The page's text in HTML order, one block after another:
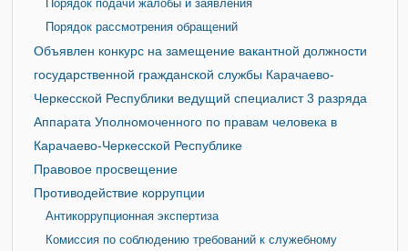
Порядок подачи жалобы и заявления
Порядок рассмотрения обращений
Объявлен конкурс на замещение вакантной должности
государственной гражданской службы Карачаево-
Черкесской Республики ведущий специалист 3 разряда
Аппарата Уполномоченного по правам человека в
Карачаево-Черкесской Республике
Правовое просвещение
Противодействие коррупции
Антикоррупционная экспертиза
Комиссия по соблюдению требований к служебному